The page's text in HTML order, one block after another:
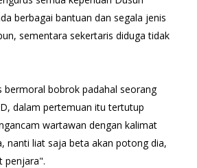
berbagai bantuan dan segala jenis
sementara sekertaris diduga tidak
bermoral bobrok padahal seorang
dalam pertemuan itu tertutup
wartawan dengan kalimat
nanti liat saja beta akan potong dia,
penjara".